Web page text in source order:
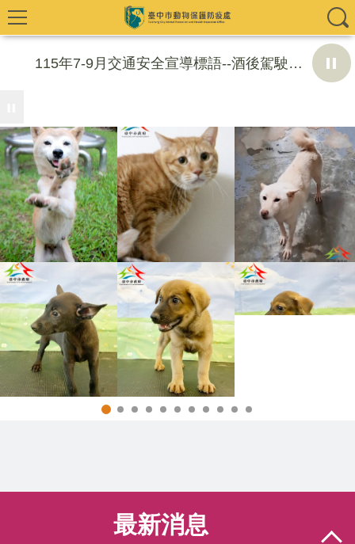
115年7-9月交通安全宣導標語--酒後駕駛危險高，請勿開車上路。
最新消息